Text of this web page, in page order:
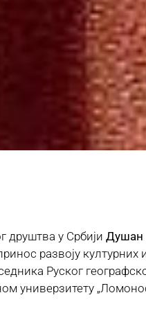
друштва у Србији Душан
развоју културних
Руског
универзитету